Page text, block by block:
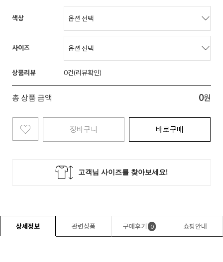
색상
사이즈
상품리뷰 0
총 상품 금액 0원
장바구니 바로구매
상세정보 관련상품 구매후기 0 쇼핑안내